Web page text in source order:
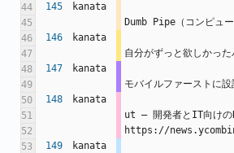
44
145
kanata
45
Dumb Pipe（コンピ
46
146
kanata
47
自分がずっと欲しか
48
147
kanata
49
モバイルファースト
50
148
kanata
51
ut – 開発者とIT向け
52
https://
53
149
kanata